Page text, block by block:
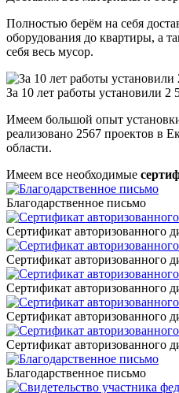
Полностью берём на себя
оборудования до квартиры, а
себя весь мусор.
За 10 лет работы установили 2
Имеем большой опыт
реализовано 2567 проектов в
области.
Имеем все необходимые
Благодарственное письмо
Сертификат авторизованного
Сертификат авторизованного
Сертификат авторизованного
Сертификат авторизованного
Сертификат авторизованного
Благодарственное письмо